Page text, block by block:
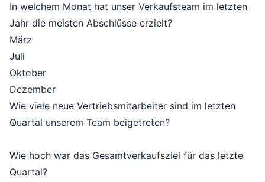
In welchem Monat hat unser Verkaufsteam im letzten
Jahr die meisten Abschlüsse erzielt?
März
Juli
Oktober
Dezember
Wie viele neue Vertriebsmitarbeiter sind im letzten
Quartal unserem Team beigetreten?
Wie hoch war das Gesamtverkaufsziel für das letzte
Quartal?